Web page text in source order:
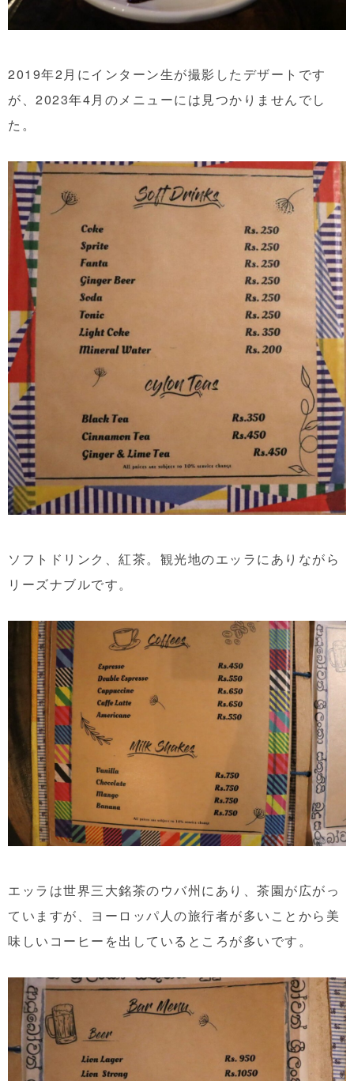
2019年2月にインターン生が撮影したデザートです
が、2023年4月のメニューには見つかりませんでし
た。
ソフトドリンク、紅茶。観光地のエッラにありながら
リーズナブルです。
エッラは世界三大銘茶のウバ州にあり、茶園が広がっ
ていますが、ヨーロッパ人の旅行者が多いことから美
味しいコーヒーを出しているところが多いです。